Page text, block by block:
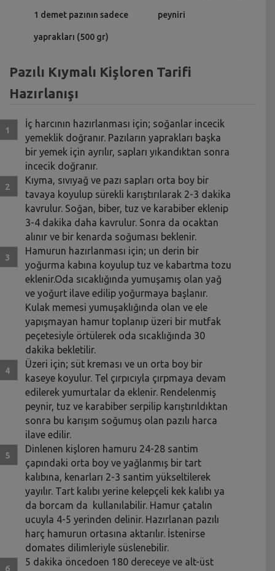
1 demet pazının sadece
yaprakları (500 gr)
peyniri
Pazılı Kıymalı Kişloren Tarifi
Hazırlanışı
İç harcının hazırlanması için; soğanlar incecik
yemeklik doğranır. Pazıların yaprakları başka
bir yemek için ayrılır, sapları yıkandıktan sonra
incecik doğranır.
Kıyma, sıvıyağ ve pazı sapları orta boy bir
tavaya koyulup sürekli karıştırılarak 2-3 dakika
kavrulur. Soğan, biber, tuz ve karabiber eklenip
3-4 dakika daha kavrulur. Sonra da ocaktan
alınır ve bir kenarda soğuması beklenir.
Hamurun hazırlanması için; un derin bir
yoğurma kabına koyulup tuz ve kabartma tozu
eklenir.Oda sıcaklığında yumuşamış olan yağ
ve yoğurt ilave edilip yoğurmaya başlanır.
Kulak memesi yumuşaklığında olan ve ele
yapışmayan hamur toplanıp üzeri bir mutfak
peçetesiyle örtülerek oda sıcaklığında 30
dakika bekletilir.
Üzeri için; süt kreması ve un orta boy bir
kaseye koyulur. Tel çırpıcıyla çırpmaya devam
edilerek yumurtalar da eklenir. Rendelenmiş
peynir, tuz ve karabiber serpilip karıştırıldıktan
sonra bu karışım soğumuş olan pazılı harca
ilave edilir.
Dinlenen kişloren hamuru 24-28 santim
çapındaki orta boy ve yağlanmış bir tart
kalıbına, kenarları 2-3 santim yükseltilerek
yayılır. Tart kalıbı yerine kelepçeli kek kalıbı ya
da borcam da kullanılabilir. Hamur çatalın
ucuyla 4-5 yerinden delinir. Hazırlanan pazılı
harç hamurun ortasına aktarılır. İstenirse
domates dilimleriyle süslenebilir.
5 dakika öncedoen 180 dereceye ve alt-üst